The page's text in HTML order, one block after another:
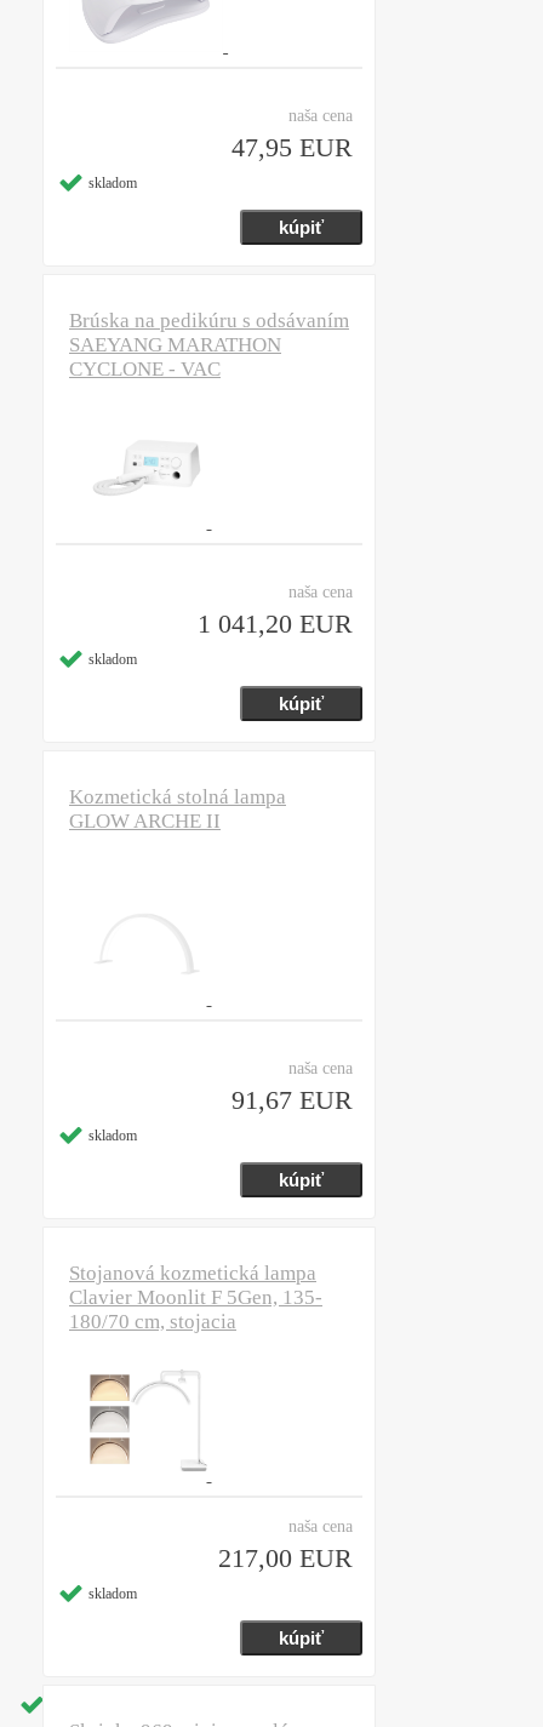
naša cena
47,95 EUR
skladom
Brúska na pedikúru s odsávaním
SAEYANG MARATHON
CYCLONE - VAC
naša cena
1 041,20 EUR
skladom
Kozmetická stolná lampa
GLOW ARCHE II
naša cena
91,67 EUR
skladom
Stojanová kozmetická lampa
Clavier Moonlit F 5Gen, 135-
180/70 cm, stojacia
naša cena
217,00 EUR
skladom